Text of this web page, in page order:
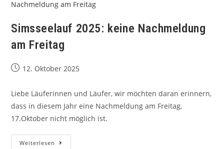
Simsseelauf 2025: keine Nachmeldung
am Freitag
12. Oktober 2025
Liebe Läuferinnen und Läufer, wir möchten daran erinnern,
dass in diesem Jahr eine Nachmeldung am Freitag,
17.Oktober nicht möglich ist.
Weiterlesen